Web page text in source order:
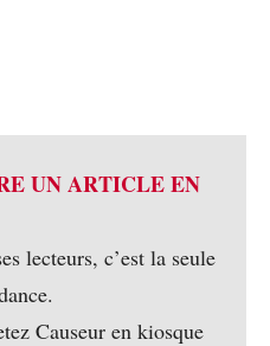
UN ARTICLE EN
lecteurs, c’est la seule
Causeur en kiosque